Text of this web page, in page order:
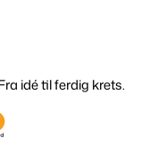
idé til ferdig krets.